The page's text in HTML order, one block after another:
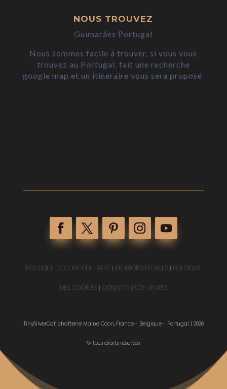
NOUS TROUVEZ
Guimarães Portugal
Nous sommes facile à trouver, si vous vous
trouvez au Portugal, fait une recherche
google map et un itinéraire vous sera proposé.
POLITIQUE DE CONFIDENTIALITÉ | MENTIONS LÉGALES | POLITIQUE
DES COOKIES | CONDITIONS DE VENTES
TinySilverCat, chatterie Maine Coon, France - Belgique - Portugal | 2026
© Tous droits réservés